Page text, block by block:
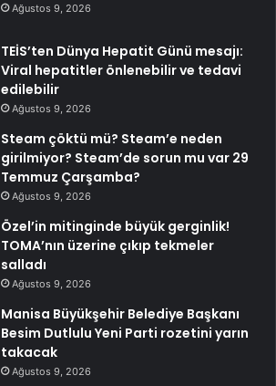
Ağustos 9, 2026
TEİS’ten Dünya Hepatit Günü mesajı:
Viral hepatitler önlenebilir ve tedavi
edilebilir
Ağustos 9, 2026
Steam çöktü mü? Steam’e neden
girilmiyor? Steam’de sorun mu var 29
Temmuz Çarşamba?
Ağustos 9, 2026
Özel’in mitinginde büyük gerginlik!
TOMA’nın üzerine çıkıp tekmeler
salladı
Ağustos 9, 2026
Manisa Büyükşehir Belediye Başkanı
Besim Dutlulu Yeni Parti rozetini yarın
takacak
Ağustos 9, 2026